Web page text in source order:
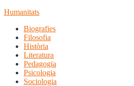
Humanitats
Biografies
Filosofia
Història
Literatura
Pedagogia
Psicologia
Sociologia